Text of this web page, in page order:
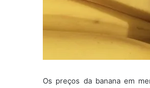
Os preços da banana em